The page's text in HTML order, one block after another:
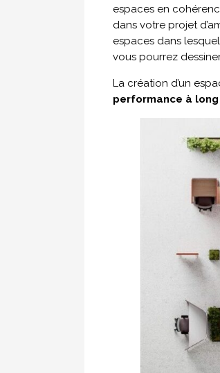
espaces en
dans votre projet
espaces dans
vous pourrez
La création d’un
performance à